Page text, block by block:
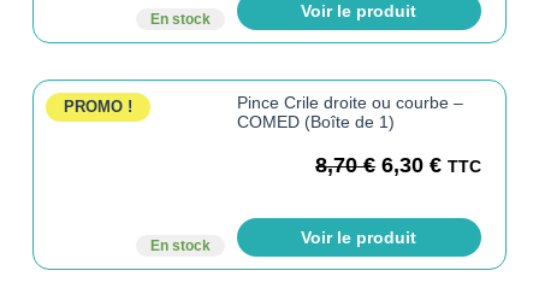
En stock Voir le produit
PROMO !
En stock
Pince Crile droite ou courbe –
COMED (Boîte de 1)
8,70€ 6,30€ TTC
Voir le produit